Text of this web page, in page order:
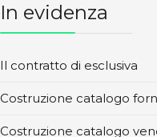
In evidenza
Il contratto di esclusiva
Costruzione catalogo
Costruzione catalogo